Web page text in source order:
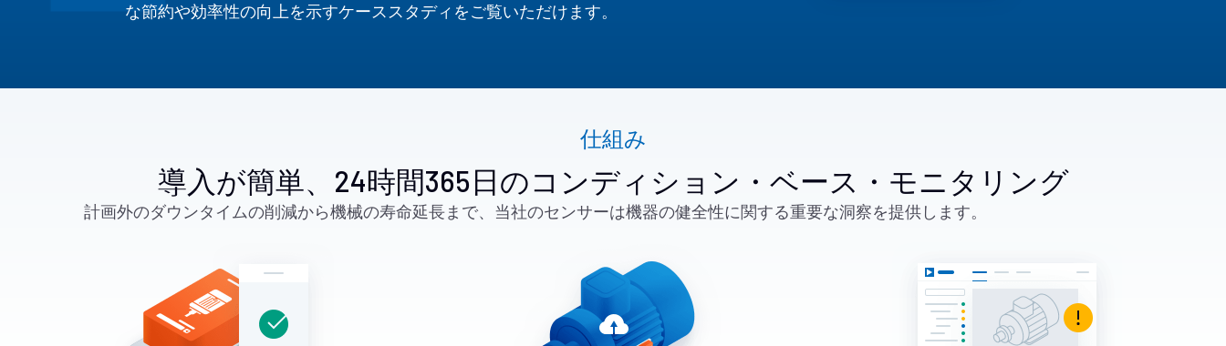
な節約や効率性の向上を示すケーススタディをご覧いただけます。
仕組み
導入が簡単、24時間365日のコンディション・ベース・モニタリング
計画外のダウンタイムの削減から機械の寿命延長まで、当社のセンサーは機器の健全性に関する重要な洞察を提供します。